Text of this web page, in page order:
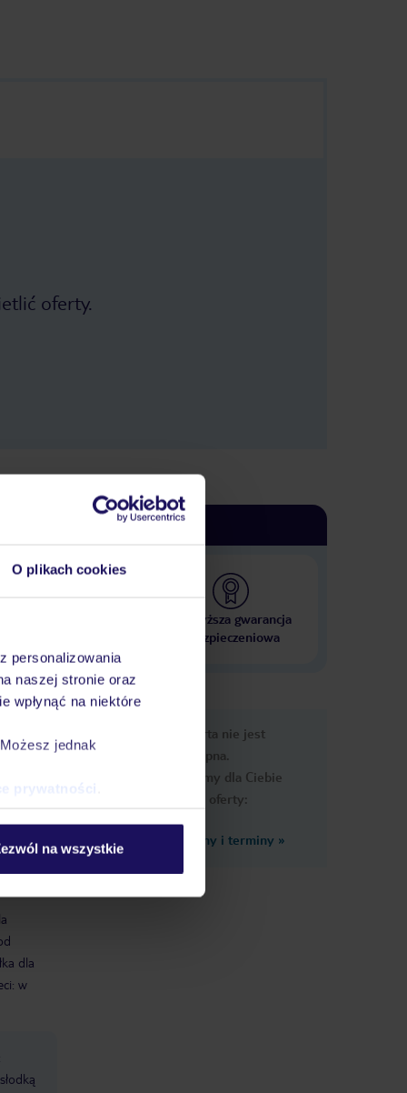
O plikach cookies
personalizowania
naszej stronie oraz
wpłynąć na niektóre
jednak
prywatności
na wszystkie
oferty.
Najwyższa gwarancja
ubezpieczeniowa
dla
w
Ups, ta oferta nie jest
dostępna.
Przygotowaliśmy dla Ciebie
podobne oferty:
Zobacz inne ceny i terminy »